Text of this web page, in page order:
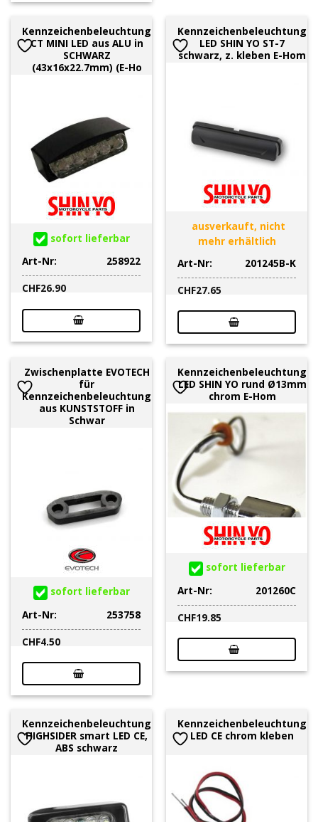
Kennzeichenbeleuchtung
CT MINI LED aus ALU in
SCHWARZ
(43x16x22.7mm) (E-Ho
sofort lieferbar
Art-Nr:
258922
CHF26.90
Kennzeichenbeleuchtung
LED SHIN YO ST-7
schwarz, z. kleben E-Hom
ausverkauft, nicht
mehr erhältlich
Art-Nr:
201245B-K
CHF27.65
Zwischenplatte EVOTECH
für
Kennzeichenbeleuchtung
aus KUNSTSTOFF in
Schwar
sofort lieferbar
Art-Nr:
253758
CHF4.50
Kennzeichenbeleuchtung
LED SHIN YO rund Ø13mm
chrom E-Hom
sofort lieferbar
Art-Nr:
201260C
CHF19.85
Kennzeichenbeleuchtung
HIGHSIDER smart LED CE,
ABS schwarz
Kennzeichenbeleuchtung
LED CE chrom kleben